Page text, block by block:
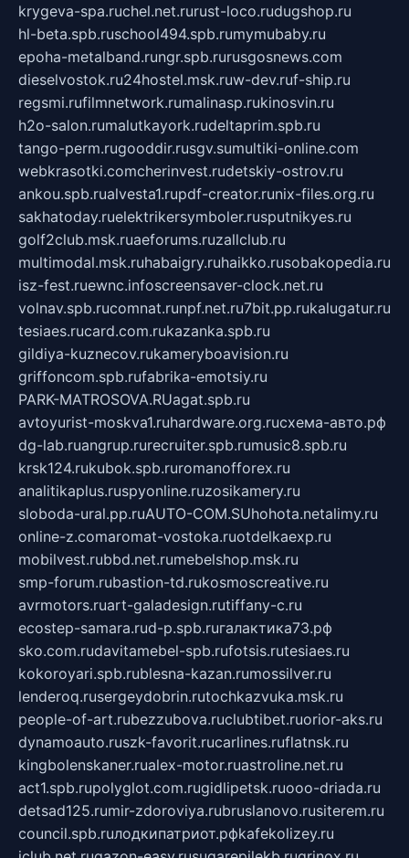
krygeva-spa.ruchel.net.rurust-loco.rudugshop.ru
hl-beta.spb.ruschool494.spb.rumymubaby.ru
epoha-metalband.rungr.spb.rurusgosnews.com
dieselvostok.ru24hostel.msk.ruw-dev.ruf-ship.ru
regsmi.rufilmnetwork.rumalinasp.rukinosvin.ru
h2o-salon.rumalutkayork.rudeltaprim.spb.ru
tango-perm.rugooddir.rusgv.sumultiki-online.com
webkrasotki.comcherinvest.rudetskiy-ostrov.ru
ankou.spb.rualvesta1.rupdf-creator.runix-files.org.ru
sakhatoday.ruelektrikersymboler.rusputnikyes.ru
golf2club.msk.ruaeforums.ruzallclub.ru
multimodal.msk.ruhabaigry.ruhaikko.rusobakopedia.ru
isz-fest.ruewnc.infoscreensaver-clock.net.ru
volnav.spb.rucomnat.runpf.net.ru7bit.pp.rukalugatur.ru
tesiaes.rucard.com.rukazanka.spb.ru
gildiya-kuznecov.rukameryboavision.ru
griffoncom.spb.rufabrika-emotsiy.ru
PARK-MATROSOVA.RUagat.spb.ru
avtoyurist-moskva1.ruhardware.org.ruсхема-авто.рф
dg-lab.ruangrup.rurecruiter.spb.rumusic8.spb.ru
krsk124.rukubok.spb.ruromanofforex.ru
analitikaplus.ruspyonline.ruzosikamery.ru
sloboda-ural.pp.ruAUTO-COM.SUhohota.netalimy.ru
online-z.comaromat-vostoka.ruotdelkaexp.ru
mobilvest.rubbd.net.rumebelshop.msk.ru
smp-forum.rubastion-td.rukosmoscreative.ru
avrmotors.ruart-galadesign.rutiffany-c.ru
ecostep-samara.rud-p.spb.ruгалактика73.рф
sko.com.rudavitamebel-spb.rufotsis.rutesiaes.ru
kokoroyari.spb.rublesna-kazan.rumossilver.ru
lenderoq.rusergeydobrin.rutochkazvuka.msk.ru
people-of-art.rubezzubova.ruclubtibet.ruorior-aks.ru
dynamoauto.ruszk-favorit.rucarlines.ruflatnsk.ru
kingbolenskaner.rualex-motor.ruastroline.net.ru
act1.spb.rupolyglot.com.rugidlipetsk.ruooo-driada.ru
detsad125.rumir-zdoroviya.rubruslanovo.rusiterem.ru
council.spb.ruлодкипатриот.рфkafekolizey.ru